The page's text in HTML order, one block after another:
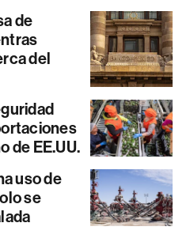
de
del
de EE.UU.
uso de
se